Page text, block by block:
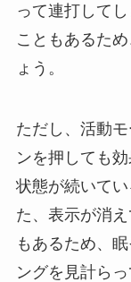
って連打して
こともあるた
ょう。
ただし、活動
ンを押しても
状態が続いて
た、表示が消
もあるため、
ングを見計らっ